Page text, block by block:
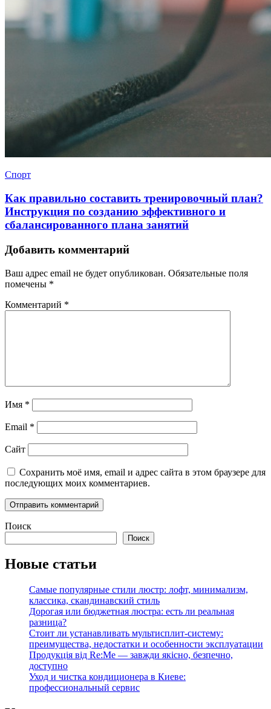
Спорт
Как правильно составить тренировочный план?
Инструкция по созданию эффективного и
сбалансированного плана занятий
Добавить комментарий
Ваш адрес email не будет опубликован. Обязательные поля
помечены *
Комментарий *
Имя *
Email *
Сайт
Сохранить моё имя, email и адрес сайта в этом браузере для
последующих моих комментариев.
Поиск
Поиск
Новые статьи
Самые популярные стили люстр: лофт, минимализм,
классика, скандинавский стиль
Дорогая или бюджетная люстра: есть ли реальная
разница?
Стоит ли устанавливать мультисплит-систему:
преимущества, недостатки и особенности эксплуатации
Продукція від Re:Me — завжди якісно, безпечно,
доступно
Уход и чистка кондиционера в Киеве:
профессиональный сервис